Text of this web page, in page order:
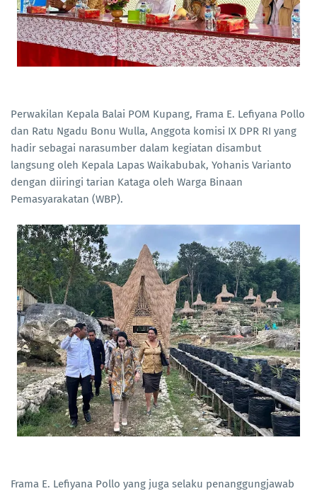
Perwakilan Kepala Balai POM Kupang, Frama E. Lefiyana Pollo
dan Ratu Ngadu Bonu Wulla, Anggota komisi IX DPR RI yang
hadir sebagai narasumber dalam kegiatan disambut
langsung oleh Kepala Lapas Waikabubak, Yohanis Varianto
dengan diiringi tarian Kataga oleh Warga Binaan
Pemasyarakatan (WBP).
Frama E. Lefiyana Pollo yang juga selaku penanggungjawab